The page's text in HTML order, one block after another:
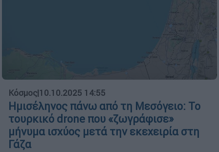
Κόσμος|10.10.2025 14:55
Ημισέληνος πάνω από τη Μεσόγειο: Το
τουρκικό drone που «ζωγράφισε»
μήνυμα ισχύος μετά την εκεχειρία στη
Γάζα